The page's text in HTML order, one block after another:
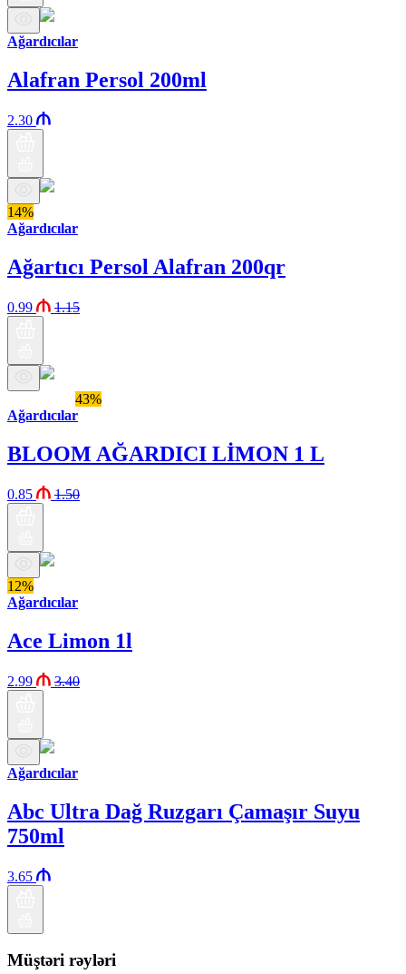
Ağardıcılar
Alafran Persol 200ml
2.30
14%
Ağardıcılar
Ağartıcı Persol Alafran 200qr
0.99 1.15
43%
Ağardıcılar
BLOOM AĞARDICI LİMON 1 L
0.85 1.50
12%
Ağardıcılar
Ace Limon 1l
2.99 3.40
Ağardıcılar
Abc Ultra Dağ Ruzgarı Çamaşır Suyu
750ml
3.65
Müştəri rəyləri